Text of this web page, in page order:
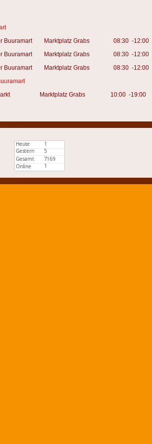
Buuramart
Marktplatz Grabs 08:30 -12:00
Buuramart
Marktplatz Grabs 08:30 -12:00
Buuramart
Marktplatz Grabs 08:30 -12:00
Marktplatz Grabs 10:00 -19:00